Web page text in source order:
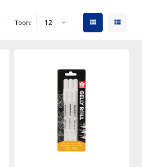
Toon: 12